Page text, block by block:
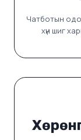
Чатботын
хүн шиг